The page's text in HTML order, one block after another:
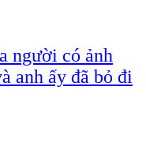
người có ảnh
anh ấy đã bỏ đi